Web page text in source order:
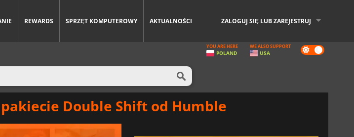
REWARDS SPRZĘT KOMPUTEROWY AKTUALNOŚCI ZALOGUJ SIĘ LUB ZAREJESTRUJ
Dark
mode
YOU ARE HERE
POLAND
WE ALSO SUPPORT
USA
Double Shift od Humble